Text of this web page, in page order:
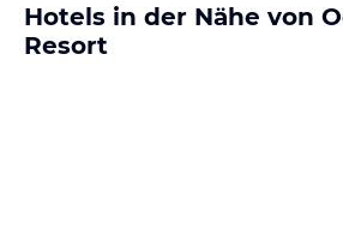
Hotels in der Nähe von
Resort